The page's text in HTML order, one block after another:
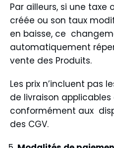
Par ailleurs, si une
créée ou son taux
en baisse, ce
automatiquement
vente des Produits.
Les prix n’incluent pas
de livraison
conformément aux
des CGV.